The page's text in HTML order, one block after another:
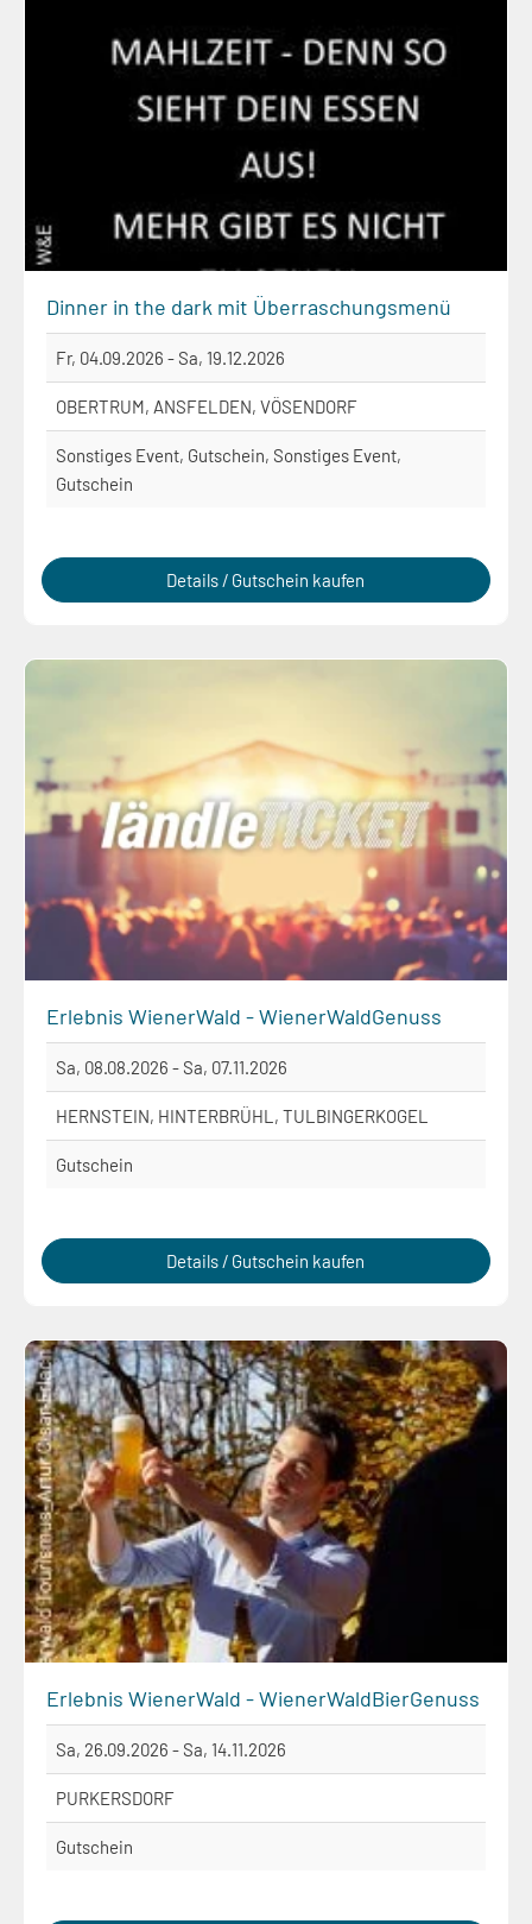
Dinner in the dark mit Überraschungsmenü
Fr, 04.09.2026 - Sa, 19.12.2026
OBERTRUM, ANSFELDEN, VÖSENDORF
Sonstiges Event, Gutschein, Sonstiges Event,
Gutschein
Details / Gutschein kaufen
Erlebnis WienerWald - WienerWaldGenuss
Sa, 08.08.2026 - Sa, 07.11.2026
HERNSTEIN, HINTERBRÜHL, TULBINGERKOGEL
Gutschein
Details / Gutschein kaufen
Erlebnis WienerWald - WienerWaldBierGenuss
Sa, 26.09.2026 - Sa, 14.11.2026
PURKERSDORF
Gutschein